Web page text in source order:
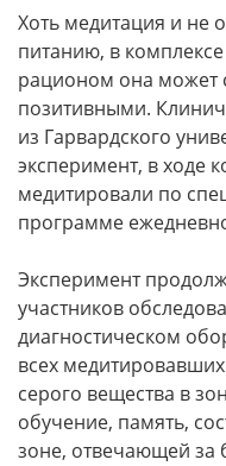
Хоть медитация и не
питанию, в
рационом она может
позитивными.
из Гарвардского
эксперимент, в ходе
медитировали по
программе
Эксперимент
участников
диагностическом
всех
серого вещества в
обучение, память,
зоне, отвечающей за